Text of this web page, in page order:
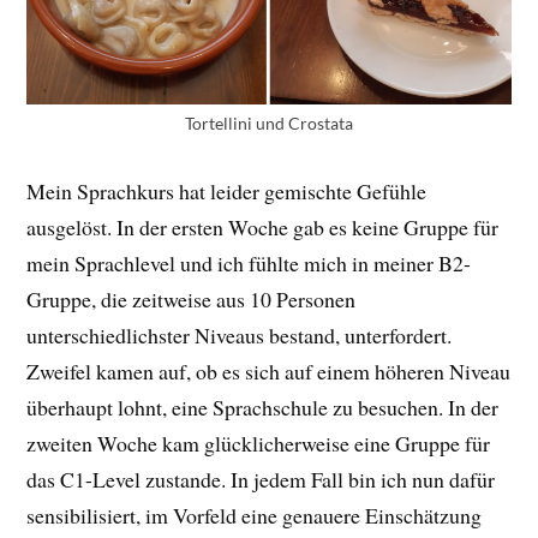
Tortellini und Crostata
Mein Sprachkurs hat leider gemischte Gefühle
ausgelöst. In der ersten Woche gab es keine Gruppe für
mein Sprachlevel und ich fühlte mich in meiner B2-
Gruppe, die zeitweise aus 10 Personen
unterschiedlichster Niveaus bestand, unterfordert.
Zweifel kamen auf, ob es sich auf einem höheren Niveau
überhaupt lohnt, eine Sprachschule zu besuchen. In der
zweiten Woche kam glücklicherweise eine Gruppe für
das C1-Level zustande. In jedem Fall bin ich nun dafür
sensibilisiert, im Vorfeld eine genauere Einschätzung